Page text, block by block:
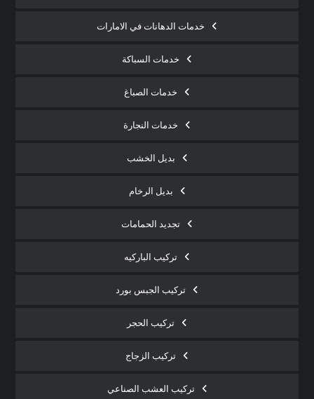
خدمات الدهانات في الامارات
خدمات السباكة
خدمات الصباغ
خدمات النجارة
بديل الخشب
بديل الرخام
تجديد الحمامات
تركيب الباركيه
تركيب الجبس بورد
تركيب الحجر
تركيب الزجاج
تركيب العشب الصناعي